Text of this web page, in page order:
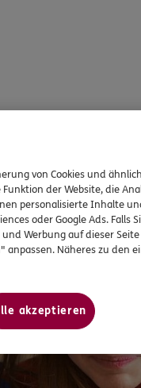
von Cookies und
der Website, die
personalisierte Inhalte
oder Google Ads. Falls
Werbung auf dieser
Näheres zu den
akzeptieren